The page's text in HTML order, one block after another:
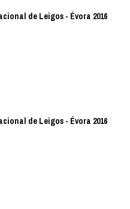
de Leigos - Évora 2016
de Leigos - Évora 2016